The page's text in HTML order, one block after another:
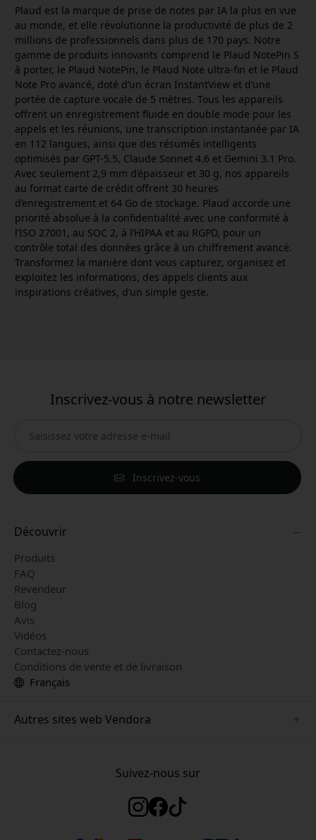
Plaud est la marque de prise de notes par IA la plus en vue
au monde, et elle révolutionne la productivité de plus de 2
millions de professionnels dans plus de 170 pays. Notre
gamme de produits innovants comprend le Plaud NotePin S
à porter, le Plaud NotePin, le Plaud Note ultra-fin et le Plaud
Note Pro avancé, doté d’un écran InstantView et d’une
portée de capture vocale de 5 mètres. Tous les appareils
offrent un enregistrement fluide en double mode pour les
appels et les réunions, une transcription instantanée par IA
en 112 langues, ainsi que des résumés intelligents
optimisés par GPT-5.5, Claude Sonnet 4.6 et Gemini 3.1 Pro.
Avec seulement 2,9 mm d’épaisseur et 30 g, nos appareils
au format carte de crédit offrent 30 heures
d’enregistrement et 64 Go de stockage. Plaud accorde une
priorité absolue à la confidentialité avec une conformité à
l’ISO 27001, au SOC 2, à l’HIPAA et au RGPD, pour un
contrôle total des données grâce à un chiffrement avancé.
Transformez la manière dont vous capturez, organisez et
exploitez les informations, des appels clients aux
inspirations créatives, d’un simple geste.
Inscrivez-vous à notre newsletter
Inscrivez-vous
Découvrir
Produits
FAQ
Revendeur
Blog
Avis
Vidéos
Contactez-nous
Conditions de vente et de livraison
Français
Autres sites web Vendora
Suivez-nous sur